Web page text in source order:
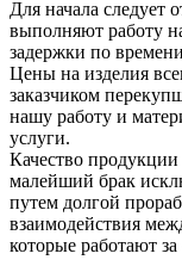
Для начала следует
выполняют работу
задержки по
Цены на изделия
заказчиком
нашу работу и
услуги.
Качество
малейший брак
путем долгой
взаимодействия
которые работают